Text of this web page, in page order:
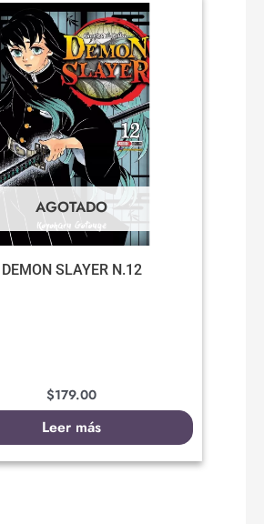
AGOTADO
DEMON SLAYER N.12
$179.00
Leer más